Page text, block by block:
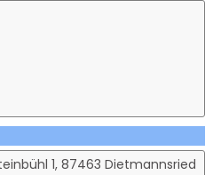
1, 87463 Dietmannsried